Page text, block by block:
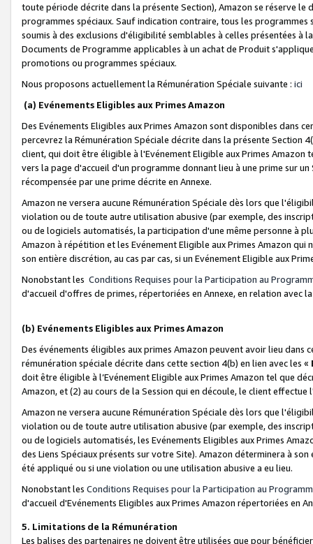
toute période décrite dans la présente Section), Amazon se réserve
programmes spéciaux. Sauf indication contraire, tous les
soumis à des exclusions d'éligibilité semblables à celles présentées à
Documents de Programme applicables à un achat de Produit
promotions ou programmes spéciaux.
Nous proposons actuellement la Rémunération Spéciale suivante : ici
(a) Evénements Eligibles aux Primes Amazon
Des Evénements Eligibles aux Primes Amazon sont disponibles dans
percevrez la Rémunération Spéciale décrite dans la présente Section
client, qui doit être éligible à l'Evénement Eligible aux Primes Amazon
vers la page d'accueil d'un programme donnant lieu à une prime sur
récompensée par une prime décrite en Annexe.
Amazon ne versera aucune Rémunération Spéciale dès lors que
violation ou de toute autre utilisation abusive (par exemple, des
ou de logiciels automatisés, la participation d'une même personne à
Amazon à répétition et les Evénement Eligible aux Primes Amazon qui
son entière discrétion, au cas par cas, si un Evénement Eligible aux
Nonobstant les Conditions Requises pour la Participation au
d'accueil d'offres de primes, répertoriées en Annexe, en relation avec
(b) Evénements Eligibles aux Primes Amazon
Des événements éligibles aux primes Amazon peuvent avoir lieu dans
rémunération spéciale décrite dans cette section 4(b) en lien avec les «
doit être éligible à l’Evénement Eligible aux Primes Amazon tel que
Amazon, et (2) au cours de la Session qui en découle, le client
Amazon ne versera aucune Rémunération Spéciale dès lors que
violation ou de toute autre utilisation abusive (par exemple, des
ou de logiciels automatisés, les Evénements Eligibles aux Primes
des Liens Spéciaux présents sur votre Site). Amazon déterminera à
été appliqué ou si une violation ou une utilisation abusive a eu lieu.
Nonobstant les Conditions Requises pour la Participation au
d'accueil d'Evénements Eligibles aux Primes Amazon répertoriées en
5. Limitations de la Rémunération
Les balises des partenaires ne doivent être utilisées que pour